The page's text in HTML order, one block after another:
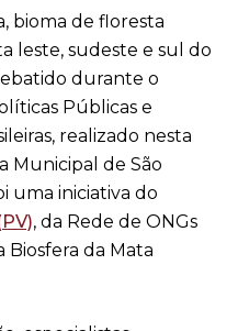
bioma de floresta
leste, sudeste e sul do
durante o
Públicas e
realizado nesta
Municipal de São
uma iniciativa do
, da Rede de ONGs
Biosfera da Mata